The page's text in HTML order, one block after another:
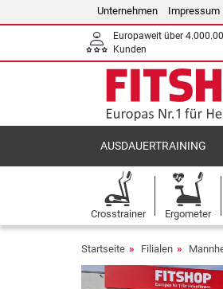
Unternehmen Impressum
Europaweit über
Kunden
AUSDAUERTRAINING
Crosstrainer Ergometer
Startseite Filialen